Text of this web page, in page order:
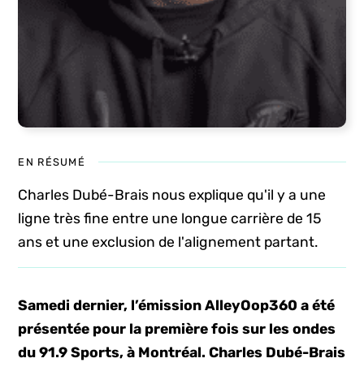
EN RÉSUMÉ
Charles Dubé-Brais nous explique qu'il y a une
ligne très fine entre une longue carrière de 15
ans et une exclusion de l'alignement partant.
Samedi dernier, l’émission AlleyOop360 a été
présentée pour la première fois sur les ondes
du 91.9 Sports, à Montréal. Charles Dubé-Brais